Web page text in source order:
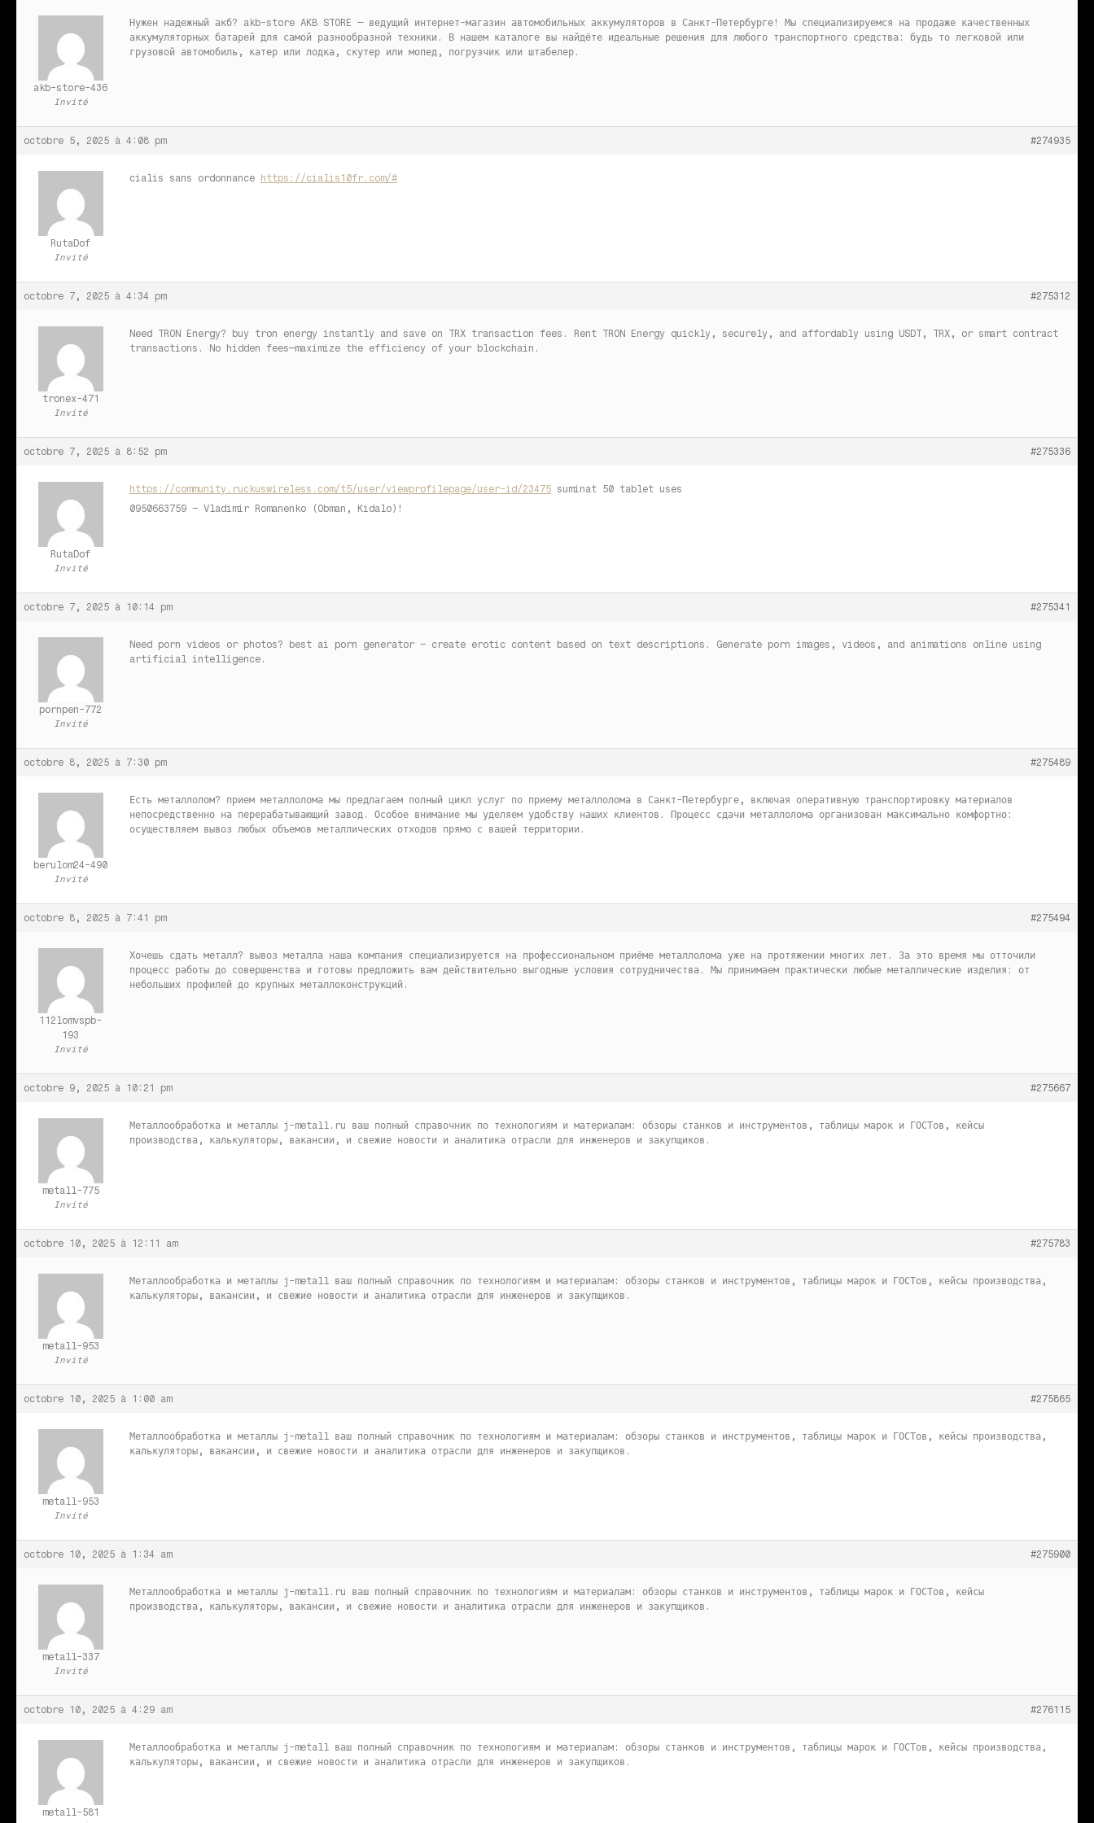
akb-store-436
Invité
Нужен надежный акб? akb-store AKB STORE — ведущий интернет-магазин автомобильных аккумуляторов в Санкт-Петербурге! Мы специализируемся на продаже качественных
аккумуляторных батарей для самой разнообразной техники. В нашем каталоге вы найдёте идеальные решения для любого транспортного средства: будь то легковой или
грузовой автомобиль, катер или лодка, скутер или мопед, погрузчик или штабелер.
octobre 5, 2025 à 4:08 pm #274935
RutaDof
Invité
cialis sans ordonnance https://cialis10fr.com/#
octobre 7, 2025 à 4:34 pm #275312
tronex-471
Invité
Need TRON Energy?
buy tron energy instantly and save on TRX transaction fees. Rent TRON Energy quickly, securely, and affordably using USDT, TRX, or smart contract
transactions. No hidden fees—maximize the efficiency of your blockchain.
octobre 7, 2025 à 8:52 pm #275336
RutaDof
Invité
https://community.ruckuswireless.com/t5/user/viewprofilepage/user-id/23475 suminat 50 tablet uses
0950663759 – Vladimir Romanenko (Obman, Kidalo)!
octobre 7, 2025 à 10:14 pm #275341
pornpen-772
Invité
Need porn videos or photos?
best ai porn generator – create erotic content based on text descriptions. Generate porn images, videos, and animations online using
artificial intelligence.
octobre 8, 2025 à 7:30 pm #275489
berulom24-490
Invité
Есть металлолом? прием металлолома мы предлагаем полный цикл услуг по приему металлолома в Санкт-Петербурге, включая оперативную транспортировку материалов
непосредственно на перерабатывающий завод. Особое внимание мы уделяем удобству наших клиентов. Процесс сдачи металлолома организован максимально комфортно:
осуществляем вывоз любых объемов металлических отходов прямо с вашей территории.
octobre 8, 2025 à 7:41 pm #275494
112lomvspb-
193
Invité
Хочешь сдать металл? вывоз металла наша компания специализируется на профессиональном приёме металлолома уже на протяжении многих лет. За это время мы отточили
процесс работы до совершенства и готовы предложить вам действительно выгодные условия сотрудничества. Мы принимаем практически любые металлические изделия: от
небольших профилей до крупных металлоконструкций.
octobre 9, 2025 à 10:21 pm #275667
metall-775
Invité
Металлообработка и металлы j-metall.ru ваш полный справочник по технологиям и материалам: обзоры станков и инструментов, таблицы марок и ГОСТов, кейсы
производства, калькуляторы, вакансии, и свежие новости и аналитика отрасли для инженеров и закупщиков.
octobre 10, 2025 à 12:11 am #275783
metall-953
Invité
Металлообработка и металлы j-metall ваш полный справочник по технологиям и материалам: обзоры станков и инструментов, таблицы марок и ГОСТов, кейсы производства,
калькуляторы, вакансии, и свежие новости и аналитика отрасли для инженеров и закупщиков.
octobre 10, 2025 à 1:00 am #275865
metall-953
Invité
Металлообработка и металлы j-metall ваш полный справочник по технологиям и материалам: обзоры станков и инструментов, таблицы марок и ГОСТов, кейсы производства,
калькуляторы, вакансии, и свежие новости и аналитика отрасли для инженеров и закупщиков.
octobre 10, 2025 à 1:34 am #275900
metall-337
Invité
Металлообработка и металлы j-metall.ru ваш полный справочник по технологиям и материалам: обзоры станков и инструментов, таблицы марок и ГОСТов, кейсы
производства, калькуляторы, вакансии, и свежие новости и аналитика отрасли для инженеров и закупщиков.
octobre 10, 2025 à 4:29 am #276115
metall-581
Металлообработка и металлы j-metall ваш полный справочник по технологиям и материалам: обзоры станков и инструментов, таблицы марок и ГОСТов, кейсы производства,
калькуляторы, вакансии, и свежие новости и аналитика отрасли для инженеров и закупщиков.